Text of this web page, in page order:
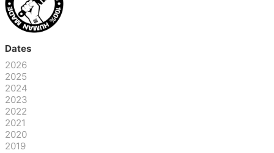
Dates
2026
2025
2024
2023
2022
2021
2020
2019